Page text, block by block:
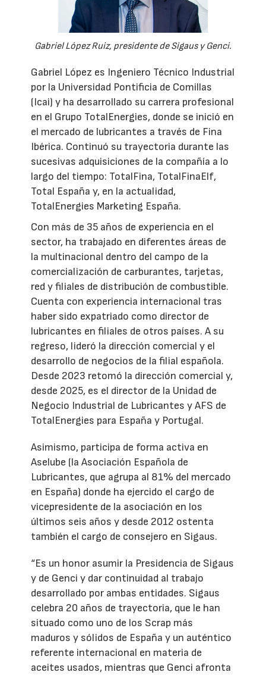
Gabriel López Ruiz, presidente de Sigaus y Genci.
Gabriel López es Ingeniero Técnico Industrial
por la Universidad Pontificia de Comillas
(Icai) y ha desarrollado su carrera profesional
en el Grupo TotalEnergies, donde se inició en
el mercado de lubricantes a través de Fina
Ibérica. Continuó su trayectoria durante las
sucesivas adquisiciones de la compañía a lo
largo del tiempo: TotalFina, TotalFinaElf,
Total España y, en la actualidad,
TotalEnergies Marketing España.
Con más de 35 años de experiencia en el
sector, ha trabajado en diferentes áreas de
la multinacional dentro del campo de la
comercialización de carburantes, tarjetas,
red y filiales de distribución de combustible.
Cuenta con experiencia internacional tras
haber sido expatriado como director de
lubricantes en filiales de otros países. A su
regreso, lideró la dirección comercial y el
desarrollo de negocios de la filial española.
Desde 2023 retomó la dirección comercial y,
desde 2025, es el director de la Unidad de
Negocio Industrial de Lubricantes y AFS de
TotalEnergies para España y Portugal.
Asimismo, participa de forma activa en
Aselube (la Asociación Española de
Lubricantes, que agrupa al 81% del mercado
en España) donde ha ejercido el cargo de
vicepresidente de la asociación en los
últimos seis años y desde 2012 ostenta
también el cargo de consejero en Sigaus.
“Es un honor asumir la Presidencia de Sigaus
y de Genci y dar continuidad al trabajo
desarrollado por ambas entidades. Sigaus
celebra 20 años de trayectoria, que le han
situado como uno de los Scrap más
maduros y sólidos de España y un auténtico
referente internacional en materia de
aceites usados, mientras que Genci afronta